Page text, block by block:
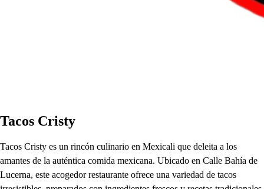
Tacos Cristy
Tacos Cristy es un rincón culinario en Mexicali que deleita a los
amantes de la auténtica comida mexicana. Ubicado en Calle Bahía de
Lucerna, este acogedor restaurante ofrece una variedad de tacos